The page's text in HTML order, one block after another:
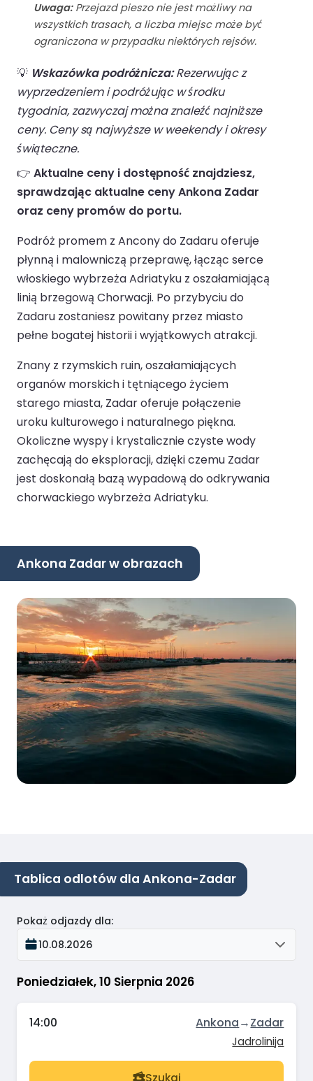
Uwaga:Przejazd pieszo nie jest możliwy na
wszystkich trasach, a liczba miejsc może być
ograniczona w przypadku niektórych rejsów.
💡 Wskazówka podróżnicza:Rezerwując z
wyprzedzeniem i podróżując w środku
tygodnia, zazwyczaj można znaleźć najniższe
ceny. Ceny są najwyższe w weekendy i okresy
świąteczne.
👉 Aktualne ceny i dostępność znajdziesz,
sprawdzając aktualne ceny Ankona Zadar
oraz ceny promów do portu.
Podróż promem z Ancony do Zadaru oferuje
płynną i malowniczą przeprawę, łącząc serce
włoskiego wybrzeża Adriatyku z oszałamiającą
linią brzegową Chorwacji. Po przybyciu do
Zadaru zostaniesz powitany przez miasto
pełne bogatej historii i wyjątkowych atrakcji.
Znany z rzymskich ruin, oszałamiających
organów morskich i tętniącego życiem
starego miasta, Zadar oferuje połączenie
uroku kulturowego i naturalnego piękna.
Okoliczne wyspy i krystalicznie czyste wody
zachęcają do eksploracji, dzięki czemu Zadar
jest doskonałą bazą wypadową do odkrywania
chorwackiego wybrzeża Adriatyku.
Ankona Zadar w obrazach
Tablica odlotów dla Ankona-Zadar
Poniedziałek, 10 Sierpnia 2026
Pokaż odjazdy dla:
10.08.2026
14:00 Ankona→Zadar
Jadrolinija
Szukaj